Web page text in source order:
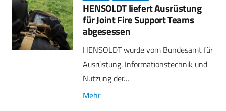
HENSOLDT liefert Ausrüstung
für Joint Fire Support Teams
abgesessen
HENSOLDT wurde vom Bundesamt für
Ausrüstung, Informationstechnik und
Nutzung der…
Mehr